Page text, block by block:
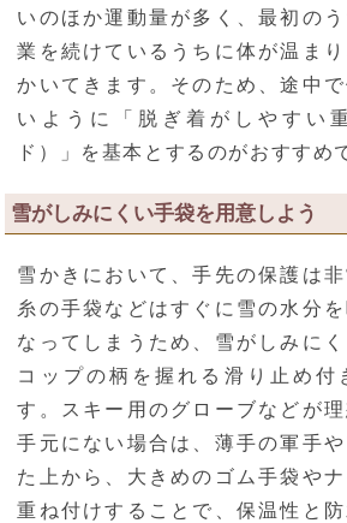
いのほか運動量が多く、最初の
業を続けているうちに体が温ま
かいてきます。そのため、途中
いように「脱ぎ着がしやすい
ド）」を基本とするのがおすすめ
雪がしみにくい手袋を用意しよう
雪かきにおいて、手先の保護は
糸の手袋などはすぐに雪の水分
なってしまうため、雪がしみに
コップの柄を握れる滑り止め付
す。スキー用のグローブなどが
手元にない場合は、薄手の軍手
た上から、大きめのゴム手袋や
重ね付けすることで、保温性と